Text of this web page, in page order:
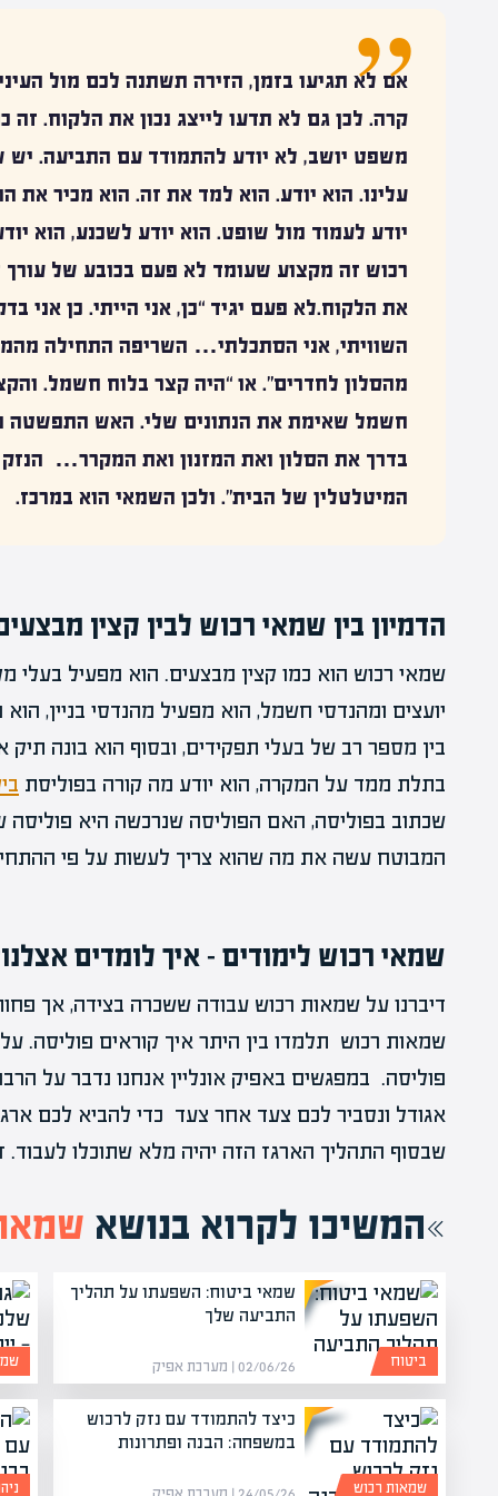
אם לא תגיעו בזמן, הזירה תשתנה לכם מול
קרה. לכן גם לא תדעו לייצג נכון את הלקוח.
משפט יושב, לא יודע להתמודד עם התביעה. יש
עלינו. הוא יודע. הוא למד את זה. הוא מכיר את
יודע לעמוד מול שופט. הוא יודע לשכנע, הוא
רכוש זה מקצוע שעומד לא פעם בכובע של עורך
את הלקוח.לא פעם יגיד “כן, אני הייתי. כן אני
השוויתי, אני הסתכלתי… השריפה התחילה
מהסלון לחדרים”. או “היה קצר בלוח חשמל.
חשמל שאימת את הנתונים שלי. האש התפשטה
המיטלטלין של הבית”. ולכן השמאי הוא במרכז.
הדמיון בין שמאי רכוש לבין קצין
שמאי רכוש הוא כמו קצין מבצעים. הוא מפעיל בעלי
יועצים ומהנדסי חשמל, הוא מפעיל מהנדסי בניין,
בין מספר רב של בעלי תפקידים, ובסוף הוא בונה
בתלת ממד על המקרה, הוא יודע מה קורה בפוליסת
שכתוב בפוליסה, האם הפוליסה שנרכשה היא
המבוטח עשה את מה שהוא צריך לעשות על פי
שמאי רכוש לימודים – איך לומדים
דיברנו על שמאות רכוש עבודה ששכרה בצידה, אך
שמאות רכוש תלמדו בין היתר איך קוראים פוליסה.
פוליסה. במפגשים באפיק אונליין אנחנו נדבר על
אגודל ונסביר לכם צעד אחר צעד כדי להביא לכם
שבסוף התהליך הארגז הזה יהיה מלא שתוכלו לעבוד.
המשיכו לקרוא בנושא
שמאי ביטוח: השפעתו על תהליך
התביעה שלך
02/06/26 | מערכת אפיק ביטוח
כיצד להתמודד עם נזק לרכוש
במשפחה: הבנה ופתרונות
שמאות רכוש